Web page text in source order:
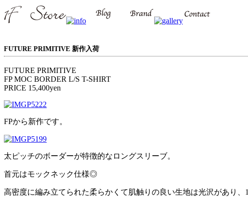
FUTURE PRIMITIVE 新作入荷
FUTURE PRIMITIVE
FP MOC BORDER L/S T-SHIRT
PRICE 15,400yen
FPから新作です。
太ピッチのボーダーが特徴的なロングスリーブ。
首元はモックネック仕様◎
高密度に編み立てられた柔らかくて肌触りの良い生地は光沢があり